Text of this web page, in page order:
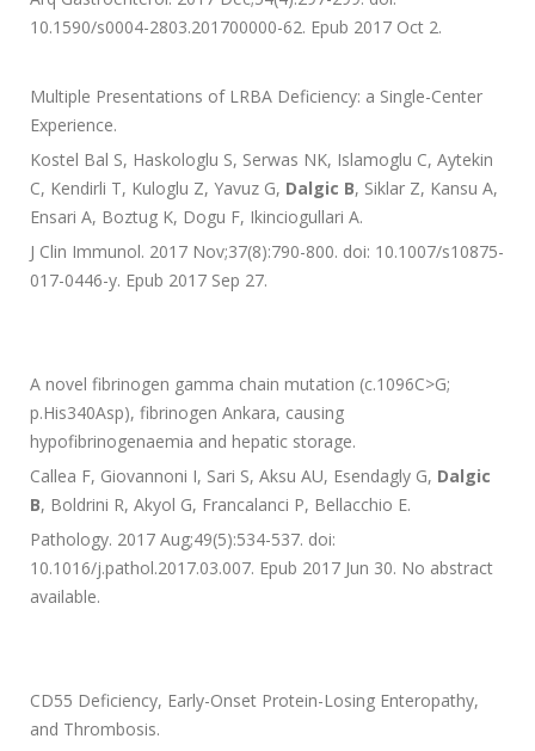
10.1590/s0004-2803.201700000-62. Epub 2017 Oct 2.
Multiple Presentations of LRBA Deficiency: a Single-Center
Experience.
Kostel Bal S, Haskologlu S, Serwas NK, Islamoglu C, Aytekin
C, Kendirli T, Kuloglu Z, Yavuz G, Dalgic B, Siklar Z, Kansu A,
Ensari A, Boztug K, Dogu F, Ikinciogullari A.
J Clin Immunol. 2017 Nov;37(8):790-800. doi: 10.1007/s10875-
017-0446-y. Epub 2017 Sep 27.
A novel fibrinogen gamma chain mutation (c.1096C>G;
p.His340Asp), fibrinogen Ankara, causing
hypofibrinogenaemia and hepatic storage.
Callea F, Giovannoni I, Sari S, Aksu AU, Esendagly G, Dalgic
B, Boldrini R, Akyol G, Francalanci P, Bellacchio E.
Pathology. 2017 Aug;49(5):534-537. doi:
10.1016/j.pathol.2017.03.007. Epub 2017 Jun 30. No abstract
available.
CD55 Deficiency, Early-Onset Protein-Losing Enteropathy,
and Thrombosis.